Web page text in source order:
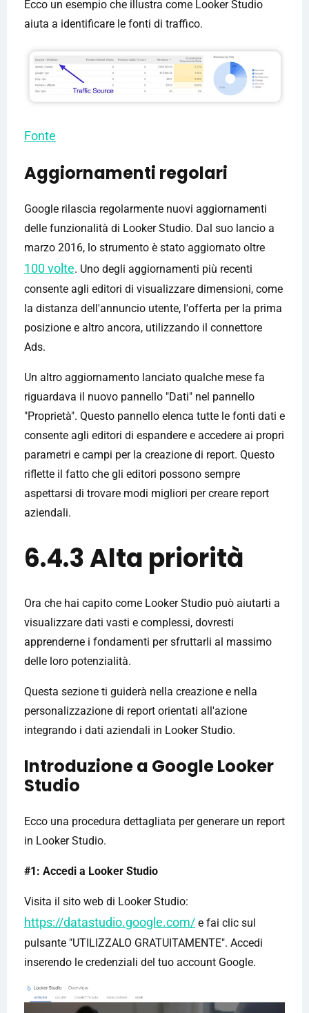
Ecco un esempio che illustra come Looker Studio
aiuta a identificare le fonti di traffico.
Fonte
Aggiornamenti regolari
Google rilascia regolarmente nuovi aggiornamenti
delle funzionalità di Looker Studio. Dal suo lancio a
marzo 2016, lo strumento è stato aggiornato oltre
100 volte. Uno degli aggiornamenti più recenti
consente agli editori di visualizzare dimensioni, come
la distanza dell'annuncio utente, l'offerta per la prima
posizione e altro ancora, utilizzando il connettore
Ads.
Un altro aggiornamento lanciato qualche mese fa
riguardava il nuovo pannello "Dati" nel pannello
"Proprietà". Questo pannello elenca tutte le fonti dati e
consente agli editori di espandere e accedere ai propri
parametri e campi per la creazione di report. Questo
riflette il fatto che gli editori possono sempre
aspettarsi di trovare modi migliori per creare report
aziendali.
6.4.3 Alta priorità
Ora che hai capito come Looker Studio può aiutarti a
visualizzare dati vasti e complessi, dovresti
apprenderne i fondamenti per sfruttarli al massimo
delle loro potenzialità.
Questa sezione ti guiderà nella creazione e nella
personalizzazione di report orientati all'azione
integrando i dati aziendali in Looker Studio.
Introduzione a Google Looker
Studio
Ecco una procedura dettagliata per generare un report
in Looker Studio.
#1: Accedi a Looker Studio
Visita il sito web di Looker Studio:
https://datastudio.google.com/ e fai clic sul
pulsante "UTILIZZALO GRATUITAMENTE". Accedi
inserendo le credenziali del tuo account Google.